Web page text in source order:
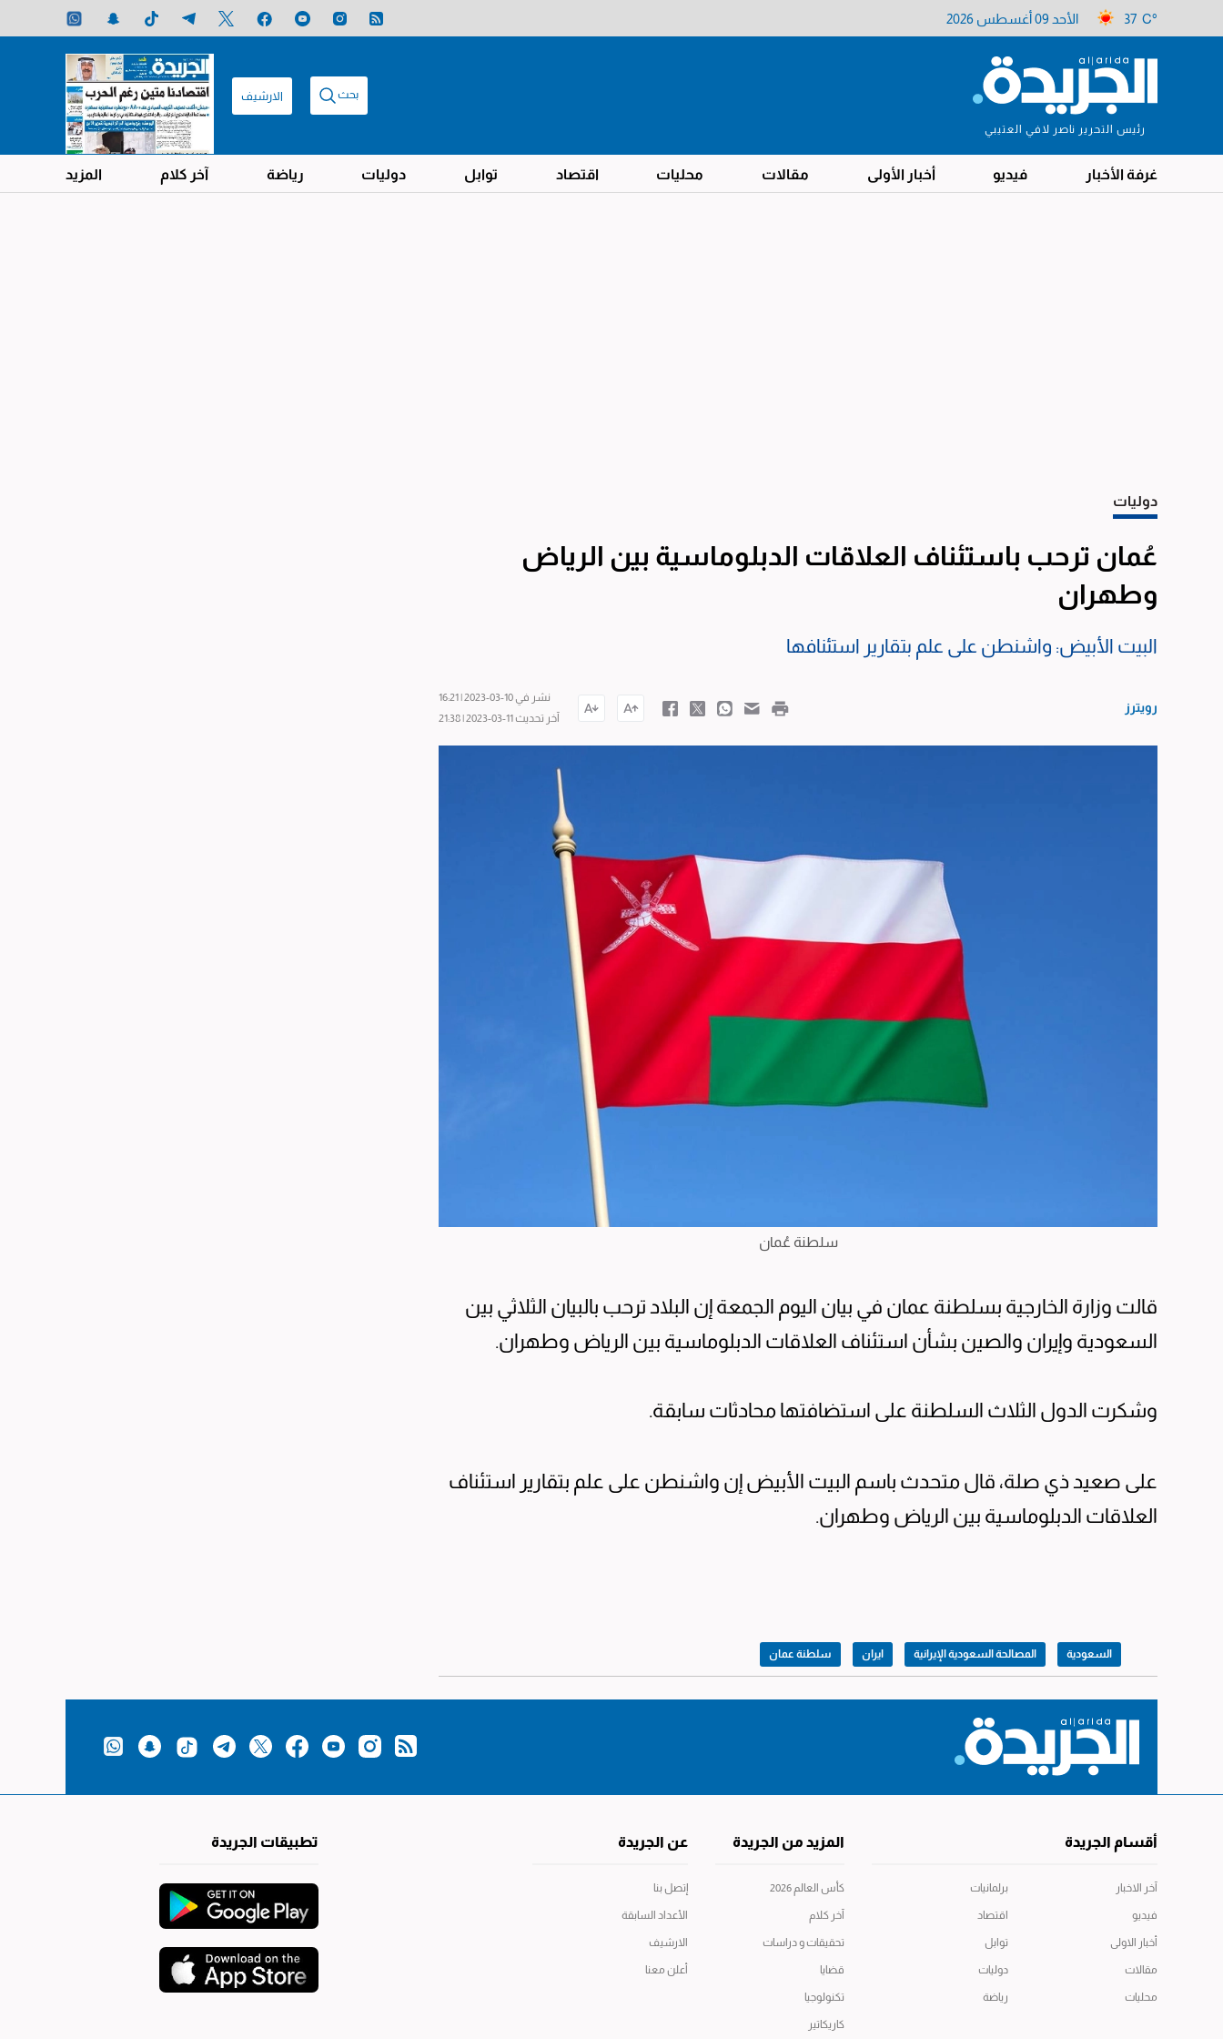
37 C° الأحد 09 أغسطس 2026
رئيس التحرير ناصر لافي العتيبي
بحث الارشيف
غرفة الأخبار فيديو أخبار الأولى مقالات محليات اقتصاد توابل دوليات رياضة آخر كلام المزيد
دوليات
عُمان ترحب باستئناف العلاقات الدبلوماسية بين الرياض
وطهران
البيت الأبيض: واشنطن على علم بتقارير استئنافها
رويترز
نشر في 10-03-2023 | 16:21
آخر تحديث 11-03-2023 | 21:38
سلطنة عُمان
قالت وزارة الخارجية بسلطنة عمان في بيان اليوم الجمعة إن البلاد ترحب بالبيان الثلاثي بين
السعودية وإيران والصين بشأن استئناف العلاقات الدبلوماسية بين الرياض وطهران.
وشكرت الدول الثلاث السلطنة على استضافتها محادثات سابقة.
على صعيد ذي صلة، قال متحدث باسم البيت الأبيض إن واشنطن على علم بتقارير استئناف
العلاقات الدبلوماسية بين الرياض وطهران.
السعودية المصالحة السعودية الإيرانية ايران سلطنة عمان
أقسام الجريدة
آخر الاخبار
فيديو
أخبار الاولى
مقالات
محليات
برلمانيات
اقتصاد
توابل
دوليات
رياضة
المزيد من الجريدة
كأس العالم 2026
آخر كلام
تحقيقات و دراسات
قضايا
تكنولوجيا
كاريكاتير
عن الجريدة
إتصل بنا
الأعداد السابقة
الارشيف
أعلن معنا
تطبيقات الجريدة